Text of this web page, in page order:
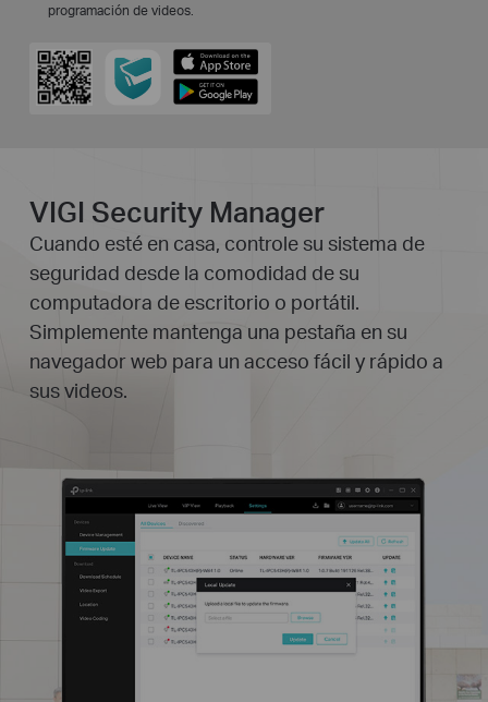
programación de videos.
VIGI Security Manager
Cuando esté en casa, controle su sistema de
seguridad desde la comodidad de su
computadora de escritorio o portátil.
Simplemente mantenga una pestaña en su
navegador web para un acceso fácil y rápido a
sus videos.